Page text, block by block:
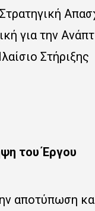
για την
Στήριξης
του Έργου
αποτύπωση